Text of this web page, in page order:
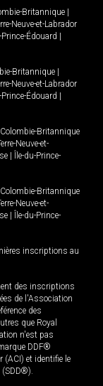
Britannique
Neuve-et-Labrador
Prince-Édouard
Britannique
Neuve-et-Labrador
Prince-Édouard
Colombie-Britannique
Neuve-et-
Île-du-Prince-
Colombie-Britannique
Neuve-et-
Île-du-Prince-
inscriptions au
des inscriptions
de l'Association
des
que Royal
n'est pas
DDF®
(ACI) et identifie le
(SDD®).